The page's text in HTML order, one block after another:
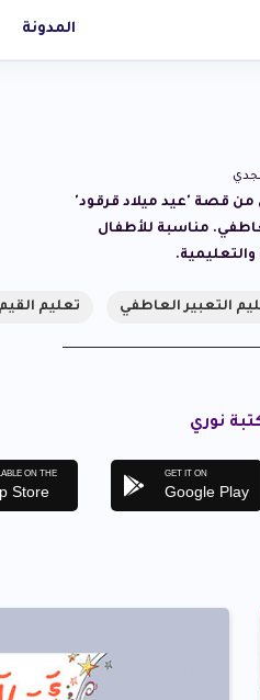
المدونة
قصة 'عيد ميلاد قرقود'
مناسبة للأطفال
التعبير العاطفي تعليم
نوري
ON THE
Store
GET IT ON
Google Play